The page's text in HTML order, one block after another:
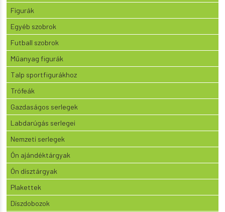
Figurák
Egyéb szobrok
Futball szobrok
Műanyag figurák
Talp sportfigurákhoz
Trófeák
Gazdaságos serlegek
Labdarúgás serlegei
Nemzeti serlegek
Ón ajándéktárgyak
Ón dísztárgyak
Plakettek
Díszdobozok